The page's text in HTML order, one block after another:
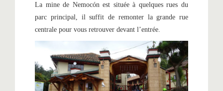
La mine de Nemocón est située à quelques rues du
parc principal, il suffit de remonter la grande rue
centrale pour vous retrouver devant l’entrée.